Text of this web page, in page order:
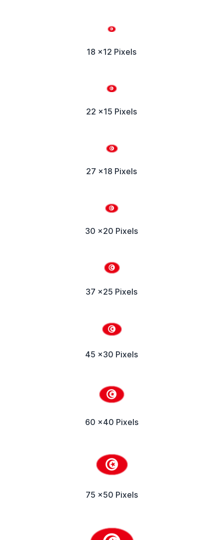
18 x12 Pixels
22 x15 Pixels
27 x18 Pixels
30 x20 Pixels
37 x25 Pixels
45 x30 Pixels
60 x40 Pixels
75 x50 Pixels